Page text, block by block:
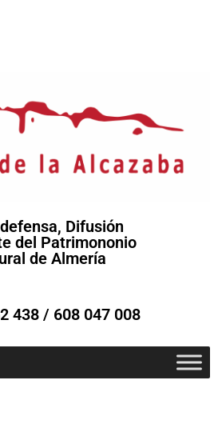
Difusión
del Patrimononio
de Almería
438 / 608 047 008